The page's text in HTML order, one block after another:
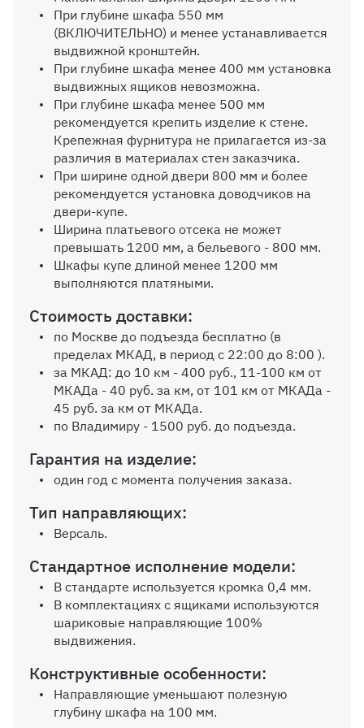
Выбрать
Угловой элемент
Внутр. выдвижной ящик на
роликовых направляющих, без
ручек
Пантограф
Внутр. выдвижной ящик на
шариков. направляющих (100%
Дополнительная полка до 600 мм
При глубине шкафа 550 мм
(ВКЛЮЧИТЕЛЬНО) и менее устанавливается
выдвижной кронштейн.
При глубине шкафа менее 400 мм установка
выдвижных ящиков невозможна.
При глубине шкафа менее 500 мм
рекомендуется крепить изделие к стене.
Крепежная фурнитура не прилагается из-за
различия в материалах стен заказчика.
При ширине одной двери 800 мм и более
рекомендуется установка доводчиков на
двери-купе.
Ширина платьевого отсека не может
превышать 1200 мм, а бельевого - 800 мм.
Шкафы купе длиной менее 1200 мм
выполняются платяными.
Стоимость доставки:
по Москве до подъезда бесплатно (в
пределах МКАД, в период с 22:00 до 8:00 ).
за МКАД: до 10 км - 400 руб., 11-100 км от
МКАДа - 40 руб. за км, от 101 км от МКАДа -
45 руб. за км от МКАДа.
по Владимиру - 1500 руб. до подъезда.
Гарантия на изделие:
один год с момента получения заказа.
Тип направляющих:
Версаль.
Стандартное исполнение модели:
В стандарте используется кромка 0,4 мм.
В комплектациях с ящиками используются
шариковые направляющие 100%
выдвижения.
Конструктивные особенности:
Направляющие уменьшают полезную
глубину шкафа на 100 мм.